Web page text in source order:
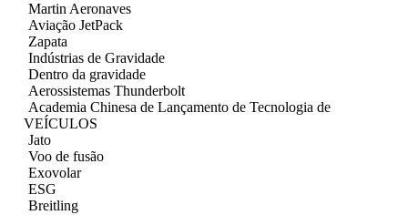
Martin Aeronaves
Aviação JetPack
Zapata
Indústrias de Gravidade
Dentro da gravidade
Aerossistemas Thunderbolt
Academia Chinesa de Lançamento de Tecnologia de
VEÍCULOS
Jato
Voo de fusão
Exovolar
ESG
Breitling